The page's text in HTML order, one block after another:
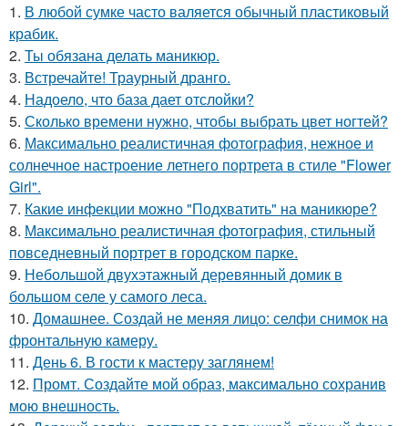
1. В любой сумке часто валяется обычный пластиковый
крабик.
2. Ты обязана делать маникюр.
3. Встречайте! Траурный дранго.
4. Надоело, что база дает отслойки?
5. Сколько времени нужно, чтобы выбрать цвет ногтей?
6. Максимально реалистичная фотография, нежное и
солнечное настроение летнего портрета в стиле "Flower
Girl".
7. Какие инфекции можно "Подхватить" на маникюре?
8. Максимально реалистичная фотография, стильный
повседневный портрет в городском парке.
9. Небольшой двухэтажный деревянный домик в
большом селе у самого леса.
10. Домашнее. Создай не меняя лицо: селфи снимок на
фронтальную камеру.
11. День 6. В гости к мастеру заглянем!
12. Промт. Создайте мой образ, максимально сохранив
мою внешность.